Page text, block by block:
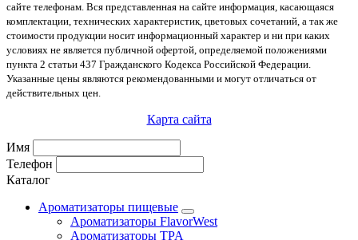
сайте телефонам. Вся представленная на сайте информация, касающаяся
комплектации, технических характеристик, цветовых сочетаний, а так же
стоимости продукции носит информационный характер и ни при каких
условиях не является публичной офертой, определяемой положениями
пункта 2 статьи 437 Гражданского Кодекса Российской Федерации.
Указанные цены являются рекомендованными и могут отличаться от
действительных цен.
Карта сайта
Имя
Телефон
Каталог
Ароматизаторы пищевые
Ароматизаторы FlavorWest
Ароматизаторы TPA